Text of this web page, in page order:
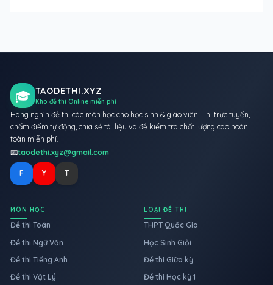
🎓 TAODETHI.XYZ
Kho đề thi Online miễn phí
Hàng nghìn đề thi các môn học cho học sinh & giáo viên. Thi trực tuyến,
chấm điểm tự động, chia sẻ tài liệu và đề kiểm tra chất lượng cao hoàn
toàn miễn phí.
📧taodethi.xyz@gmail.com
F Y T
MÔN HỌC
Đề thi Toán
Đề thi Ngữ Văn
Đề thi Tiếng Anh
Đề thi Vật Lý
LOẠI ĐỀ THI
THPT Quốc Gia
Học Sinh Giỏi
Đề thi Giữa kỳ
Đề thi Học kỳ 1